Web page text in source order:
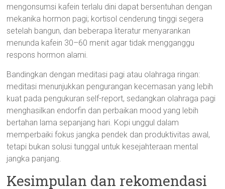
mengonsumsi kafein terlalu dini dapat bersentuhan dengan
mekanika hormon pagi; kortisol cenderung tinggi segera
setelah bangun, dan beberapa literatur menyarankan
menunda kafein 30–60 menit agar tidak mengganggu
respons hormon alami.
Bandingkan dengan meditasi pagi atau olahraga ringan:
meditasi menunjukkan pengurangan kecemasan yang lebih
kuat pada pengukuran self-report, sedangkan olahraga pagi
menghasilkan endorfin dan perbaikan mood yang lebih
bertahan lama sepanjang hari. Kopi unggul dalam
memperbaiki fokus jangka pendek dan produktivitas awal,
tetapi bukan solusi tunggal untuk kesejahteraan mental
jangka panjang.
Kesimpulan dan rekomendasi